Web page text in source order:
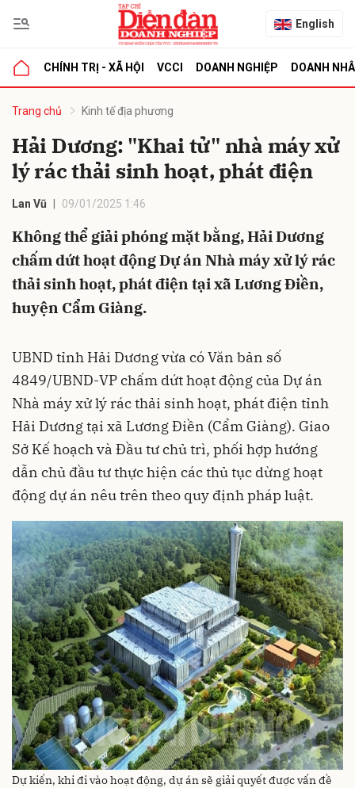
English
CHÍNH TRỊ - XÃ HỘI VCCI DOANH NGHIỆP DOANH
Trang chủ Kinh tế địa phương
Hải Dương: "Khai tử" nhà máy xử
lý rác thải sinh hoạt, phát điện
Lan Vũ 09/01/2025 1:46
Không thể giải phóng mặt bằng, Hải Dương
chấm dứt hoạt động Dự án Nhà máy xử lý rác
thải sinh hoạt, phát điện tại xã Lương Điền,
huyện Cẩm Giàng.
UBND tỉnh Hải Dương vừa có Văn bản số
4849/UBND-VP chấm dứt hoạt động của Dự án
Nhà máy xử lý rác thải sinh hoạt, phát điện tỉnh
Hải Dương tại xã Lương Điền (Cẩm Giàng). Giao
Sở Kế hoạch và Đầu tư chủ trì, phối hợp hướng
dẫn chủ đầu tư thực hiện các thủ tục dừng hoạt
động dự án nêu trên theo quy định pháp luật.
Dự kiến, khi đi vào hoạt động, dự án sẽ giải quyết được vấn đề
luận
Hủy